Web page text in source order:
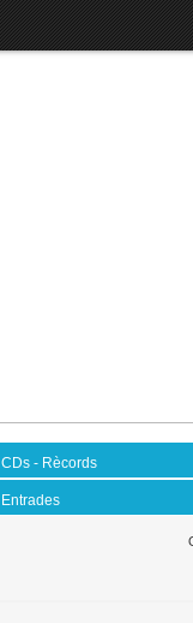
CDs - Rècords
Entrades